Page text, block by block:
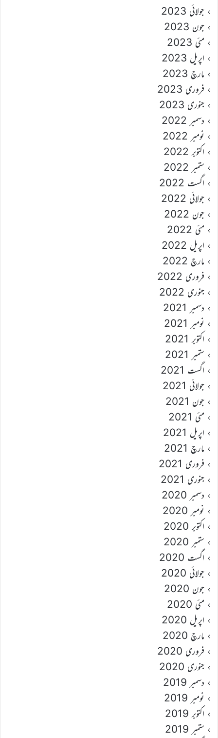
جولائی 2023
جون 2023
مئی 2023
اپریل 2023
مارچ 2023
فروری 2023
جنوری 2023
دسمبر 2022
نومبر 2022
اکتوبر 2022
ستمبر 2022
اگست 2022
جولائی 2022
جون 2022
مئی 2022
اپریل 2022
مارچ 2022
فروری 2022
جنوری 2022
دسمبر 2021
نومبر 2021
اکتوبر 2021
ستمبر 2021
اگست 2021
جولائی 2021
جون 2021
مئی 2021
اپریل 2021
مارچ 2021
فروری 2021
جنوری 2021
دسمبر 2020
نومبر 2020
اکتوبر 2020
ستمبر 2020
اگست 2020
جولائی 2020
جون 2020
مئی 2020
اپریل 2020
مارچ 2020
فروری 2020
جنوری 2020
دسمبر 2019
نومبر 2019
اکتوبر 2019
ستمبر 2019